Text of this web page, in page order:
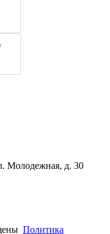
Молодежная, д. 30
Политика